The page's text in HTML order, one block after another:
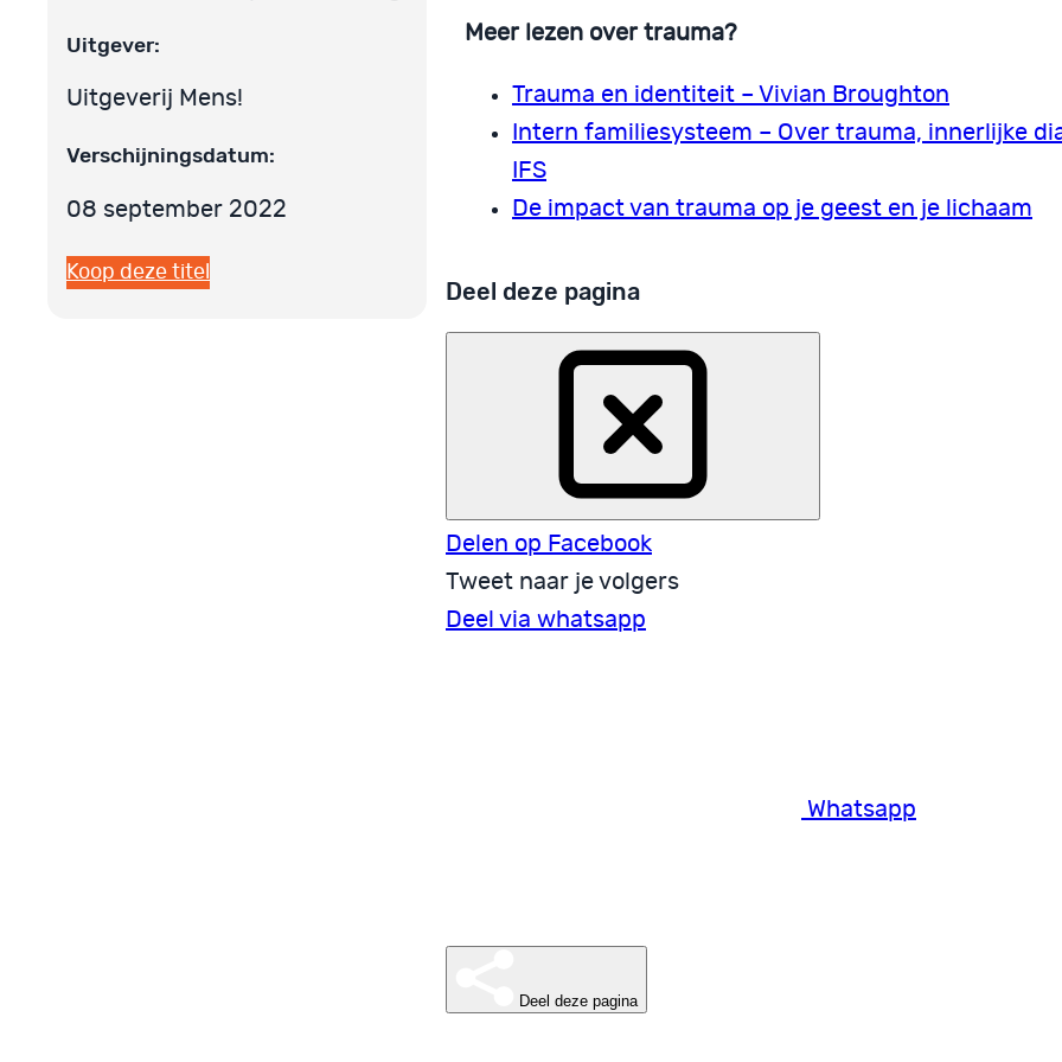
Uitgever:
Uitgeverij Mens!
Verschijningsdatum:
08 september 2022
Koop deze titel
Meer lezen over trauma?
Trauma en identiteit – Vivian Broughton
Intern familiesysteem – Over trauma, innerlijke
IFS
De impact van trauma op je geest en je lichaam
Deel deze pagina
Delen op Facebook
Tweet naar je volgers
Deel via whatsapp
Whatsapp
Deel deze pagina